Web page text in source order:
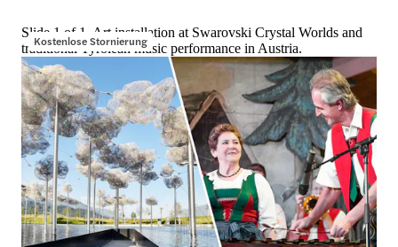
Kostenlose Stornierung
Slide 1 of 1, Art installation at Swarovski Crystal Worlds and
traditional Tyrolean music performance in Austria.